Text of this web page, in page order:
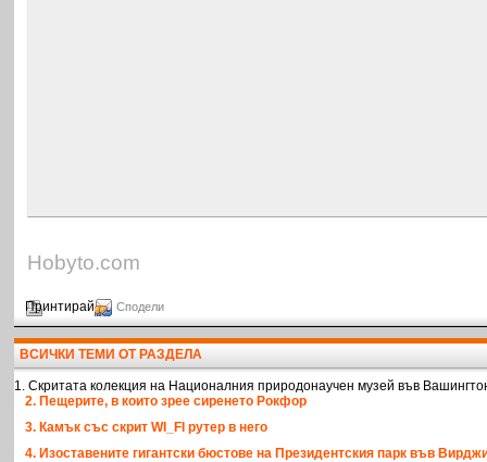
Hobyto.com
Принтирай Сподели
ВСИЧКИ ТЕМИ ОТ РАЗДЕЛА
1. Скритата колекция на Националния природонаучен музей във
2. Пещерите, в които зрее сиренето Рокфор
3. Камък със скрит WI_FI рутер в него
4. Изоставените гигантски бюстове на Президентския парк във